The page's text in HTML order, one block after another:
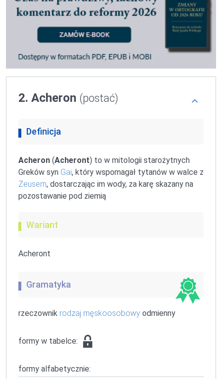
2. Acheron (postać)
Definicja
Acheron (Acheront) to w mitologii starożytnych
Greków syn Gai, który wspomagał tytanów w walce z
Zeusem, dostarczając im wody, za karę skazany na
pozostawanie pod ziemią
Wariant
Acheront
Gramatyka
rzeczownik rodzaj męskoosobowy odmienny
formy w tabelce:
formy alfabetycznie: